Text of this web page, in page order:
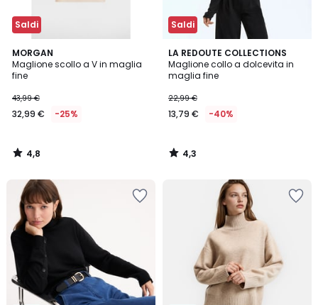
Saldi
MORGAN
Maglione scollo a V in maglia
fine
43,99 €
32,99 € -25%
4,8
/ 5
4,8
/
Saldi
LA REDOUTE COLLECTIONS
Maglione collo a dolcevita in
maglia fine
22,99 €
13,79 € -40%
4,3
/ 5
4,3
/